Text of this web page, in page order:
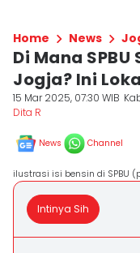
Home News
Di Mana
Jogja? Ini
15 Mar 2025, 07:30 WIB
Dita R
News Channel
ilustrasi isi bensin di SPBU
Intinya Sih